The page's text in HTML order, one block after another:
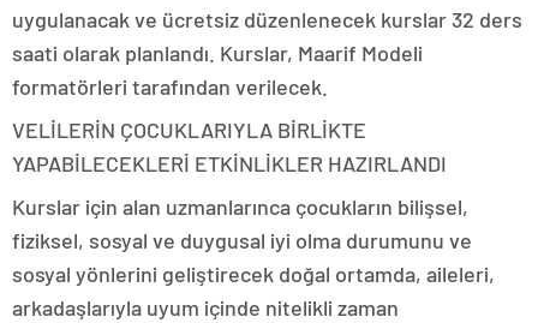
uygulanacak ve ücretsiz düzenlenecek kurslar 32 ders
saati olarak planlandı. Kurslar, Maarif Modeli
formatörleri tarafından verilecek.
VELİLERİN ÇOCUKLARIYLA BİRLİKTE
YAPABİLECEKLERİ ETKİNLİKLER HAZIRLANDI
Kurslar için alan uzmanlarınca çocukların bilişsel,
fiziksel, sosyal ve duygusal iyi olma durumunu ve
sosyal yönlerini geliştirecek doğal ortamda, aileleri,
arkadaşlarıyla uyum içinde nitelikli zaman